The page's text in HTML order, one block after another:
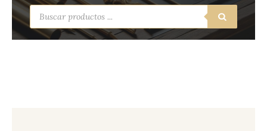
Búsqueda
de
productos